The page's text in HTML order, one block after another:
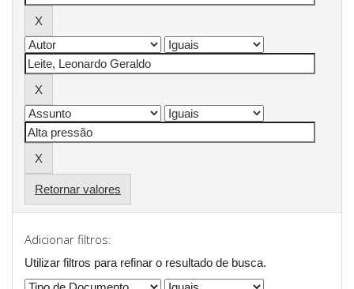
Retornar valores
Adicionar filtros:
Utilizar filtros para refinar o resultado de busca.